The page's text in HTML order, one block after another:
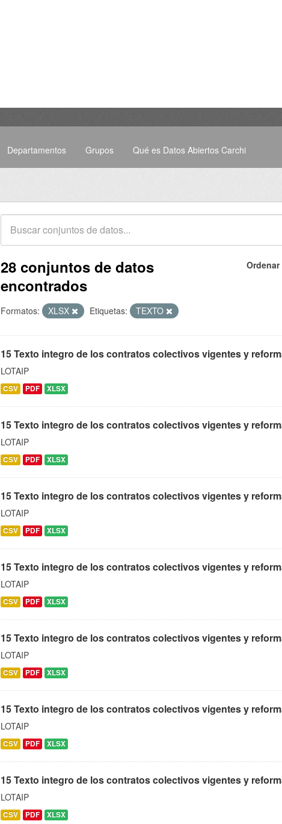
Departamentos Grupos Qué es Datos Abiertos Carchi
28 conjuntos de datos
encontrados
Formatos: XLSX Etiquetas: TEXTO
15 Texto integro de los contratos colectivos vigentes y
LOTAIP
CSV PDF XLSX
15 Texto integro de los contratos colectivos vigentes y
LOTAIP
CSV PDF XLSX
15 Texto integro de los contratos colectivos vigentes y
LOTAIP
CSV PDF XLSX
15 Texto integro de los contratos colectivos vigentes y
LOTAIP
CSV PDF XLSX
15 Texto integro de los contratos colectivos vigentes y
LOTAIP
CSV PDF XLSX
15 Texto integro de los contratos colectivos vigentes y
LOTAIP
CSV PDF XLSX
15 Texto integro de los contratos colectivos vigentes y
LOTAIP
CSV PDF XLSX